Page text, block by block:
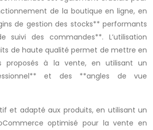
de la boutique en ligne, en
de gestion des stocks** performants
suivi des commandes**. L’utilisation
de haute qualité permet de mettre en
proposés à la vente, en utilisant un
et des **angles de vue
et adapté aux produits, en utilisant un
optimisé pour la vente en